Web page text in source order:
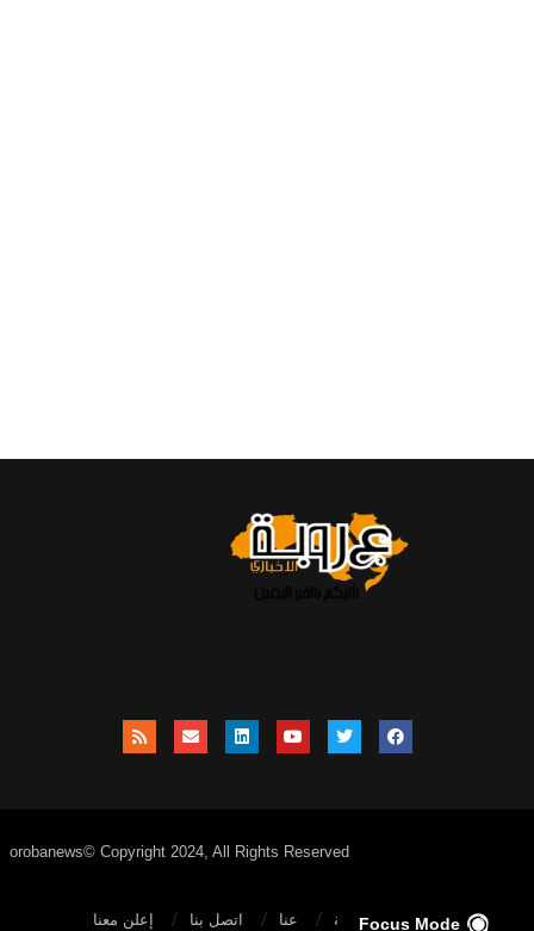
orobanews© Copyright 2024, All Rights Reserved
الصفحة الرئيسية عنا اتصل بنا إعلن معنا Focus Mode